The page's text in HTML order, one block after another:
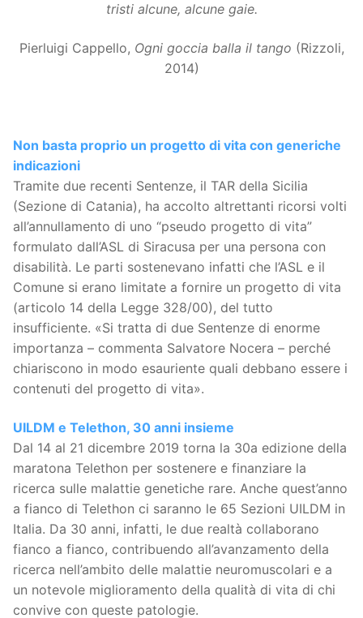
tristi alcune, alcune gaie.
Pierluigi Cappello, Ogni goccia balla il tango (Rizzoli,
2014)
Non basta proprio un progetto di vita con generiche
indicazioni
Tramite due recenti Sentenze, il TAR della Sicilia
(Sezione di Catania), ha accolto altrettanti ricorsi volti
all’annullamento di uno “pseudo progetto di vita”
formulato dall’ASL di Siracusa per una persona con
disabilità. Le parti sostenevano infatti che l’ASL e il
Comune si erano limitate a fornire un progetto di vita
(articolo 14 della Legge 328/00), del tutto
insufficiente. «Si tratta di due Sentenze di enorme
importanza – commenta Salvatore Nocera – perché
chiariscono in modo esauriente quali debbano essere i
contenuti del progetto di vita».
UILDM e Telethon, 30 anni insieme
Dal 14 al 21 dicembre 2019 torna la 30a edizione della
maratona Telethon per sostenere e finanziare la
ricerca sulle malattie genetiche rare. Anche quest’anno
a fianco di Telethon ci saranno le 65 Sezioni UILDM in
Italia. Da 30 anni, infatti, le due realtà collaborano
fianco a fianco, contribuendo all’avanzamento della
ricerca nell’ambito delle malattie neuromuscolari e a
un notevole miglioramento della qualità di vita di chi
convive con queste patologie.